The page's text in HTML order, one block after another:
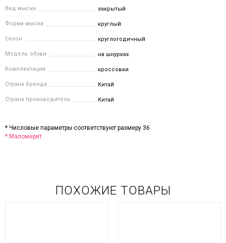
Вид мыска закрытый
Форма мыска круглый
Сезон круглогодичный
Модель обуви на шнурках
Комплектация кроссовки
Страна бренда Китай
Страна производитель Китай
* Числовые параметры соответствуют размеру 36
* Маломерит
ПОХОЖИЕ ТОВАРЫ